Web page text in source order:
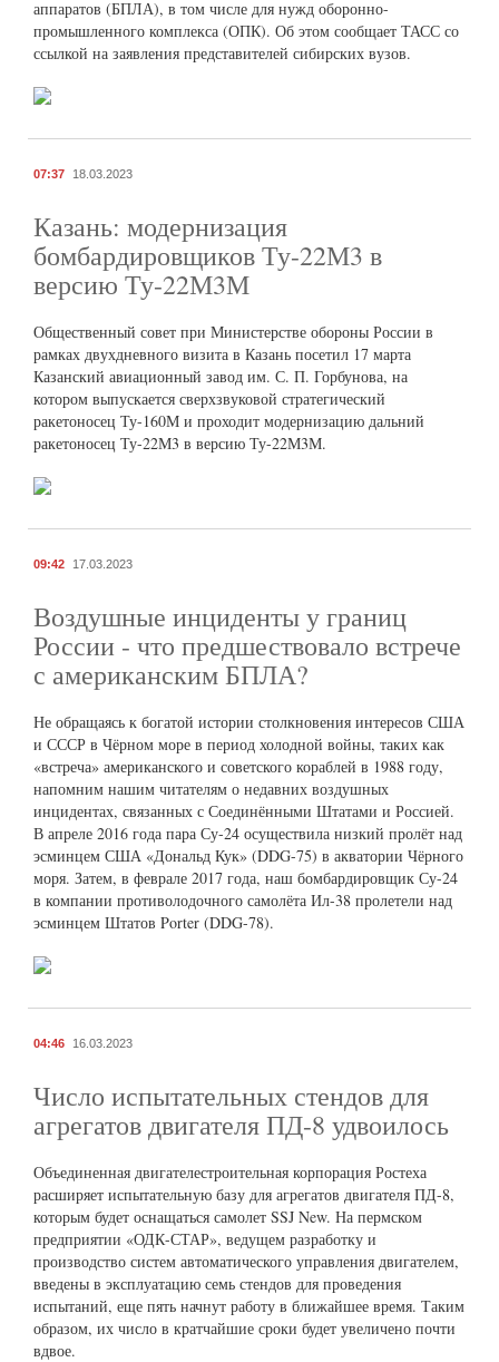
аппаратов (БПЛА), в том числе для нужд оборонно-
промышленного комплекса (ОПК). Об этом сообщает ТАСС со
ссылкой на заявления представителей сибирских вузов.
07:37 18.03.2023
Казань: модернизация
бомбардировщиков Ту-22М3 в
версию Ту-22М3М
Общественный совет при Министерстве обороны России в
рамках двухдневного визита в Казань посетил 17 марта
Казанский авиационный завод им. С. П. Горбунова, на
котором выпускается сверхзвуковой стратегический
ракетоносец Ту-160М и проходит модернизацию дальний
ракетоносец Ту-22М3 в версию Ту-22М3М.
09:42 17.03.2023
Воздушные инциденты у границ
России - что предшествовало встрече
с американским БПЛА?
Не обращаясь к богатой истории столкновения интересов США
и СССР в Чёрном море в период холодной войны, таких как
«встреча» американского и советского кораблей в 1988 году,
напомним нашим читателям о недавних воздушных
инцидентах, связанных с Соединёнными Штатами и Россией.
В апреле 2016 года пара Су-24 осуществила низкий пролёт над
эсминцем США «Дональд Кук» (DDG-75) в акватории Чёрного
моря. Затем, в феврале 2017 года, наш бомбардировщик Су-24
в компании противолодочного самолёта Ил-38 пролетели над
эсминцем Штатов Porter (DDG-78).
04:46 16.03.2023
Число испытательных стендов для
агрегатов двигателя ПД-8 удвоилось
Объединенная двигателестроительная корпорация Ростеха
расширяет испытательную базу для агрегатов двигателя ПД-8,
которым будет оснащаться самолет SSJ New. На пермском
предприятии «ОДК-СТАР», ведущем разработку и
производство систем автоматического управления двигателем,
введены в эксплуатацию семь стендов для проведения
испытаний, еще пять начнут работу в ближайшее время. Таким
образом, их число в кратчайшие сроки будет увеличено почти
вдвое.